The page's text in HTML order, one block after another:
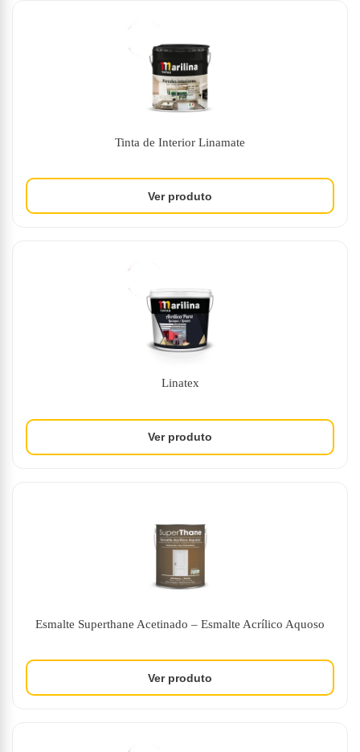
Tinta de Interior Linamate
Linatex
Esmalte Superthane Acetinado – Esmalte Acrílico Aquoso